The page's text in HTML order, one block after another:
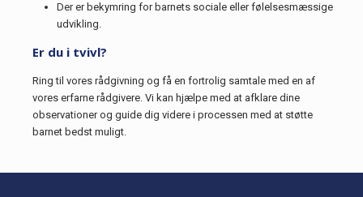
Der er bekymring for barnets sociale eller følelsesmæssige
udvikling.
Er du i tvivl?
Ring til vores rådgivning og få en fortrolig samtale med en af
vores erfarne rådgivere. Vi kan hjælpe med at afklare dine
observationer og guide dig videre i processen med at støtte
barnet bedst muligt.